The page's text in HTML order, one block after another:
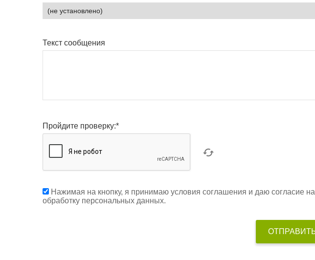
Текст сообщения
Пройдите проверку:*
Нажимая на кнопку, я принимаю условия соглашения и даю согласие на
обработку персональных данных.